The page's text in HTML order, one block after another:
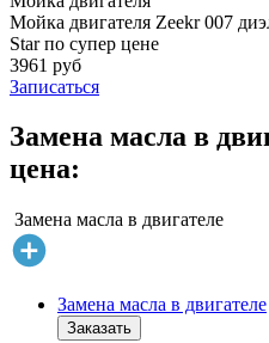
Мойка двигателя Zeekr 007
Star по супер цене
3961 руб
Записаться
Замена масла в
цена:
Замена масла в двигателе
Замена масла в двигателе
Заказать